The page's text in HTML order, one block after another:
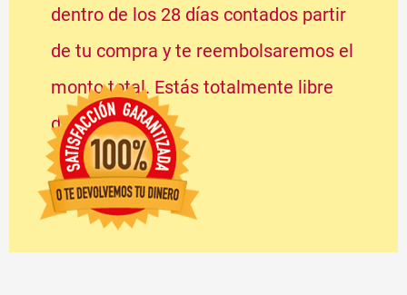
dentro de los 28 días contados partir
de tu compra y te reembolsaremos el
monto total. Estás totalmente libre
de todo riesgo.